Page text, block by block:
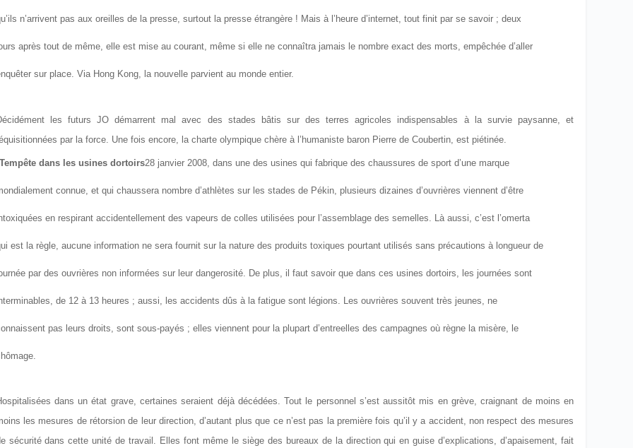
n’arrivent pas aux oreilles de la presse, surtout la presse étrangère ! Mais à l’heure d’internet, tout finit par se savoir ; deux
après tout de même, elle est mise au courant, même si elle ne connaîtra jamais le nombre exact des morts, empêchée d’aller
sur place. Via Hong Kong, la nouvelle parvient au monde entier.
les futurs JO démarrent mal avec des stades bâtis sur des terres agricoles indispensables à la survie paysanne, et
par la force. Une fois encore, la charte olympique chère à l’humaniste baron Pierre de Coubertin, est piétinée.
Tempête dans les usines dortoirs28 janvier 2008, dans une des usines qui fabrique des chaussures de sport d’une marque
connue, et qui chaussera nombre d’athlètes sur les stades de Pékin, plusieurs dizaines d’ouvrières viennent d’être
en respirant accidentellement des vapeurs de colles utilisées pour l’assemblage des semelles. Là aussi, c’est l’omerta
est la règle, aucune information ne sera fournit sur la nature des produits toxiques pourtant utilisés sans précautions à longueur de
par des ouvrières non informées sur leur dangerosité. De plus, il faut savoir que dans ces usines dortoirs, les journées sont
de 12 à 13 heures ; aussi, les accidents dûs à la fatigue sont légions. Les ouvrières souvent très jeunes, ne
pas leurs droits, sont sous-payés ; elles viennent pour la plupart d’entreelles des campagnes où règne la misère, le
dans un état grave, certaines seraient déjà décédées. Tout le personnel s’est aussitôt mis en grève, craignant de moins en
les mesures de rétorsion de leur direction, d’autant plus que ce n’est pas la première fois qu’il y a accident, non respect des mesures
sécurité dans cette unité de travail. Elles font même le siège des bureaux de la direction qui en guise d’explications, d’apaisement, fait